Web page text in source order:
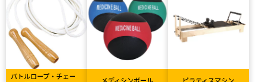
バトルロープ・チェー